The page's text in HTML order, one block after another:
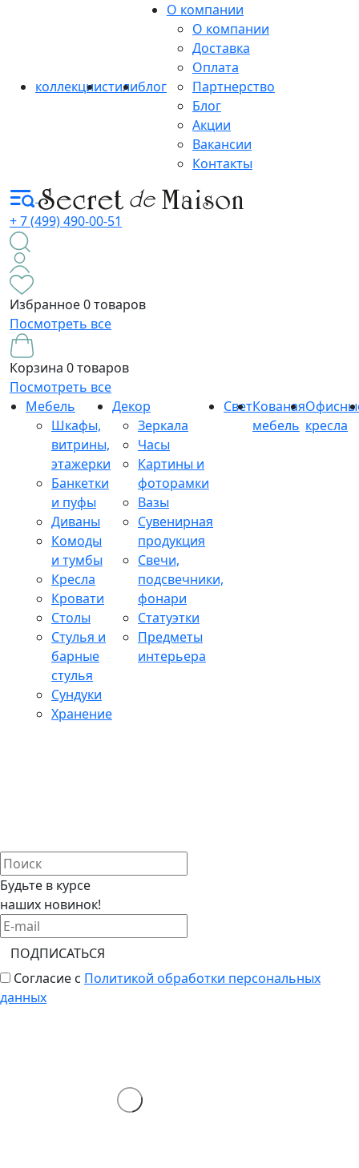
коллекциистилиблог
О компании
О компании
Доставка
Оплата
Партнерство
Блог
Акции
Вакансии
Контакты
+ 7 (499) 490-00-51
Избранное0 товаров
Посмотреть все
Корзина 0 товаров
Посмотреть все
Мебель
Шкафы,
витрины,
этажерки
Банкетки
и пуфы
Диваны
Комоды
и тумбы
Кресла
Кровати
Столы
Стулья и
барные
стулья
Сундуки
Хранение
Декор
Зеркала
Часы
Картины и
фоторамки
Вазы
Сувенирная
продукция
Свечи,
подсвечники,
фонари
Статуэтки
Предметы
интерьера
СветКованая
мебель кресла
Будьте в курсе
наших новинок!
ПОДПИСАТЬСЯ
Согласие с Политикой обработки персональных
данных